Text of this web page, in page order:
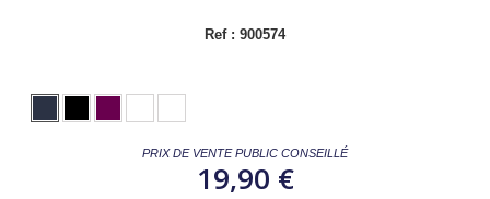
Ref : 900574
PRIX DE VENTE PUBLIC CONSEILLÉ
19,90 €